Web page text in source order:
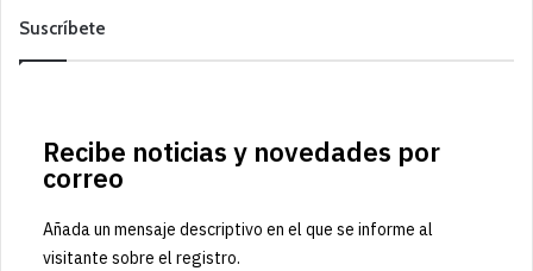
Suscríbete
Recibe noticias y novedades por
correo
Añada un mensaje descriptivo en el que se informe al
visitante sobre el registro.